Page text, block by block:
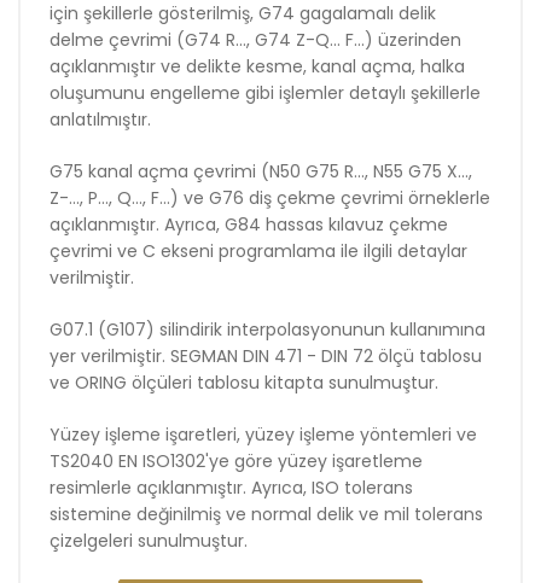
için şekillerle gösterilmiş, G74 gagalamalı delik
delme çevrimi (G74 R..., G74 Z-Q… F…) üzerinden
açıklanmıştır ve delikte kesme, kanal açma, halka
oluşumunu engelleme gibi işlemler detaylı şekillerle
anlatılmıştır.
G75 kanal açma çevrimi (N50 G75 R..., N55 G75 X...,
Z-..., P..., Q..., F...) ve G76 diş çekme çevrimi örneklerle
açıklanmıştır. Ayrıca, G84 hassas kılavuz çekme
çevrimi ve C ekseni programlama ile ilgili detaylar
verilmiştir.
G07.1 (G107) silindirik interpolasyonunun kullanımına
yer verilmiştir. SEGMAN DIN 471 - DIN 72 ölçü tablosu
ve ORING ölçüleri tablosu kitapta sunulmuştur.
Yüzey işleme işaretleri, yüzey işleme yöntemleri ve
TS2040 EN ISO1302'ye göre yüzey işaretleme
resimlerle açıklanmıştır. Ayrıca, ISO tolerans
sistemine değinilmiş ve normal delik ve mil tolerans
çizelgeleri sunulmuştur.